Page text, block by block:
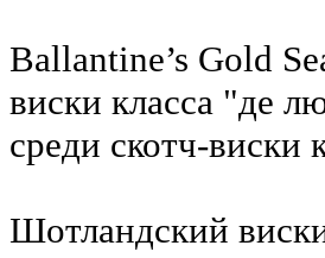
Ballantine’s Gold
виски класса "де
среди скотч-
Шотландский